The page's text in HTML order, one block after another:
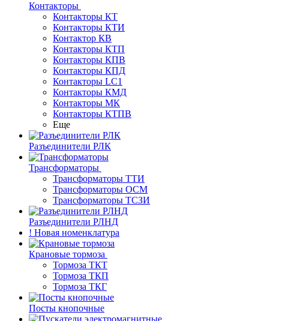
Контакторы
Контакторы КТ
Контакторы КТИ
Контактор КВ
Контакторы КТП
Контакторы КПВ
Контакторы КПД
Контакторы LC1
Контакторы КМД
Контакторы МК
Контакторы КТПВ
Еще
Разъединители РЛК
Трансформаторы
Трансформаторы ТТИ
Трансформаторы ОСМ
Трансформаторы ТСЗИ
Разъединители РЛНД
! Новая номенклатура
Крановые тормоза
Тормоза ТКТ
Тормоза ТКП
Тормоза ТКГ
Посты кнопочные